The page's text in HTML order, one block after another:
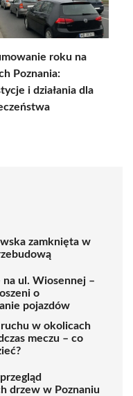
roku na
Poznania:
i działania dla
zamknięta w
na ul. Wiosennej –
o
pojazdów
w okolicach
meczu – co
drzew w Poznaniu